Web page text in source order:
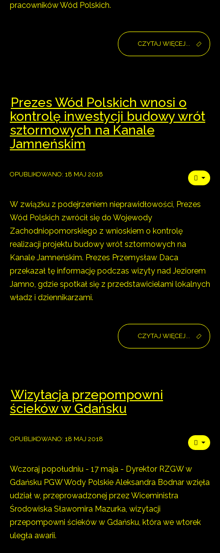
pracowników Wód Polskich.
CZYTAJ WIĘCEJ...
Prezes Wód Polskich wnosi o
kontrolę inwestycji budowy wrót
sztormowych na Kanale
Jamneńskim
OPUBLIKOWANO: 18 MAJ 2018
W związku z podejrzeniem nieprawidłowości, Prezes
Wód Polskich zwrócił się do Wojewody
Zachodniopomorskiego z wnioskiem o kontrolę
realizacji projektu budowy wrót sztormowych na
Kanale Jamneńskim. Prezes Przemysław Daca
przekazał tę informację podczas wizyty nad Jeziorem
Jamno, gdzie spotkał się z przedstawicielami lokalnych
władz i dziennikarzami.
CZYTAJ WIĘCEJ...
Wizytacja przepompowni
ścieków w Gdańsku
OPUBLIKOWANO: 18 MAJ 2018
Wczoraj popołudniu - 17 maja - Dyrektor RZGW w
Gdańsku PGW Wody Polskie Aleksandra Bodnar wzięła
udział w, przeprowadzonej przez Wiceministra
Środowiska Sławomira Mazurka, wizytacji
przepompowni ścieków w Gdańsku, która we wtorek
uległa awarii.